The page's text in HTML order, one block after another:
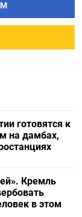
готовятся к
на дамбах,
Кремль
в этом